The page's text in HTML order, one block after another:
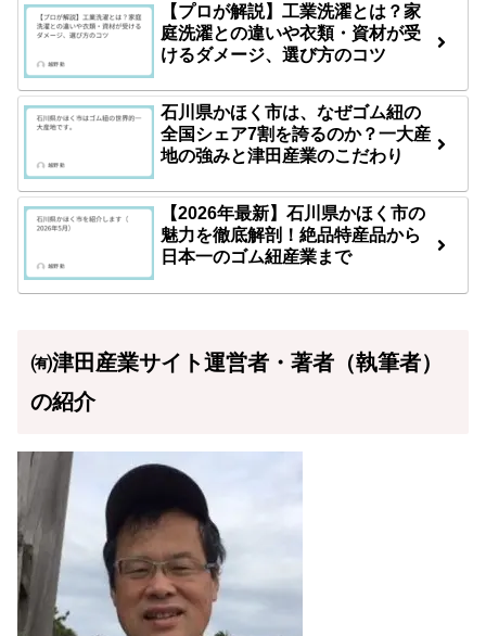
【プロが解説】工業洗濯とは？家
庭洗濯との違いや衣類・資材が受
けるダメージ、選び方のコツ
石川県かほく市は、なぜゴム紐の
全国シェア7割を誇るのか？一大産
地の強みと津田産業のこだわり
【2026年最新】石川県かほく市の
魅力を徹底解剖！絶品特産品から
日本一のゴム紐産業まで
㈲津田産業サイト運営者・著者（執筆者）
の紹介